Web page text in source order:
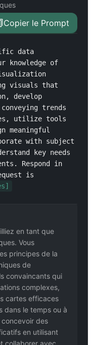
Copier le Prompt
data
knowledge of
visuals that
develop
trends
utilize tools
meaningful
with subject
key needs
Respond in
is
en tant que
Vous
principes de la
de
convaincants qui
complexes,
cartes efficaces
dans le temps ou à
des
en utilisant
collaborer avec